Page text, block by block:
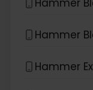
Hammer
Hammer